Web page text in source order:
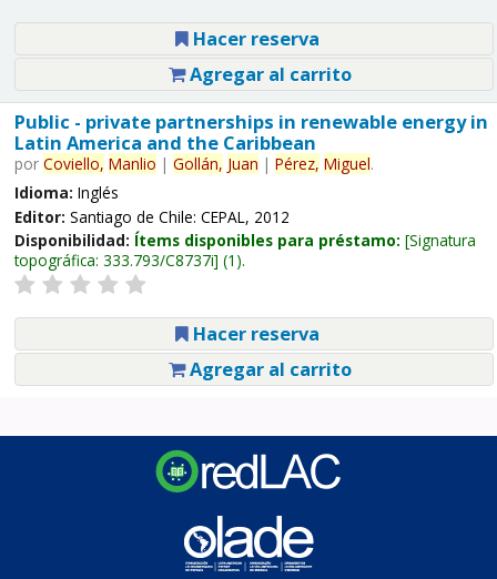
Hacer reserva
Agregar al carrito
Public - private partnerships in renewable energy in
Latin America and the Caribbean
por Coviello, Manlio | Gollán, Juan | Pérez, Miguel.
Idioma: Inglés
Editor: Santiago de Chile: CEPAL, 2012
Disponibilidad: Ítems disponibles para préstamo: Signatura
topográfica: 333.793/C8737i (1).
Hacer reserva
Agregar al carrito